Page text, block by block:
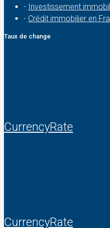
- Investissement
- Crédit immobilier en
Taux de change
CurrencyRate
CurrencyRate